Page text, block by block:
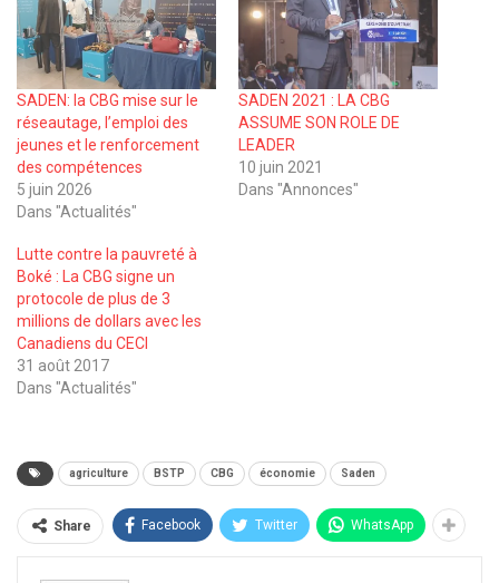
SADEN: la CBG mise sur le
réseautage, l’emploi des
jeunes et le renforcement
des compétences
5 juin 2026
Dans "Actualités"
SADEN 2021 : LA CBG
ASSUME SON ROLE DE
LEADER
10 juin 2021
Dans "Annonces"
Lutte contre la pauvreté à
Boké : La CBG signe un
protocole de plus de 3
millions de dollars avec les
Canadiens du CECI
31 août 2017
Dans "Actualités"
agriculture BSTP CBG économie Saden
Share Facebook Twitter WhatsApp